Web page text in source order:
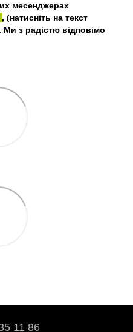
месенджерах
, (натисніть на текст
з радістю відповімо
11 86